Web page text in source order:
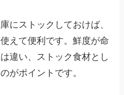
にストックしておけば、
えて便利です。鮮度が命
違い、ストック食材とし
がポイントです。